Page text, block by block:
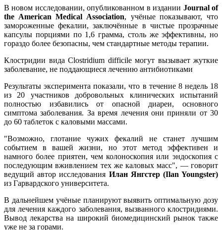
В новом исследовании, опубликованном в издании Journal of
the American Medical Association, учёные показывают, что
замороженные фекалии, заключённые в чистые прозрачные
капсулы порциями по 1,6 грамма, столь же эффективны, но
гораздо более безопасны, чем стандартные методы терапии.
Клостридии вида Clostridium difficile могут вызывает жуткие
заболевание, не поддающиеся лечению антибиотиками
Результаты эксперимента показали, что в течение 8 недель 18
из 20 участников добровольных клинических испытаний
полностью избавились от опасной диареи, основного
симптома заболевания. За время лечения они приняли от 30
до 60 таблеток с каловыми массами.
"Возможно, глотание чужих фекалий не станет лучшим
событием в вашей жизни, но этот метод эффективен и
намного более приятен, чем колоноскопия или эндоскопия с
последующим вживлением тех же каловых масс", — говорит
ведущий автор исследования Илан Янгстер (Ilan Youngster)
из Гарвардского университета.
В дальнейшем учёные планируют выявить оптимальную дозу
для лечения каждого заболевания, вызванного клостридиями.
Вывод лекарства на широкий биомедицинский рынок также
уже не за горами.